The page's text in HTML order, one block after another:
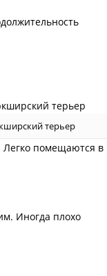
терьер
Легко помещаются в
Иногда плохо